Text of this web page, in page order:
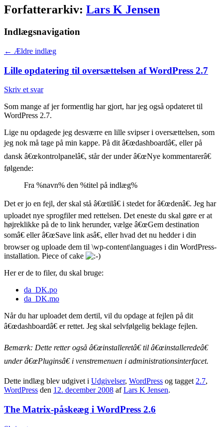
Forfatterarkiv: Lars K Jensen
Indlægsnavigation
← Ældre indlæg
Lille opdatering til oversættelsen af WordPress 2.7
Skriv et svar
Som mange af jer formentlig har gjort, har jeg også opdateret til
WordPress 2.7.
Lige nu opdagede jeg desværre en lille svipser i oversættelsen, som
jeg nok må tage på min kappe. På dit â€œdashboardâ€, eller på
dansk â€œkontrolpanelâ€, står der under â€œNye kommentarerâ€
følgende:
Fra %navn% den %titel på indlæg%
Det er jo en fejl, der skal stå â€œtilâ€ i stedet for â€œdenâ€. Jeg har
uploadet nye sprogfiler med rettelsen. Det eneste du skal gøre er at
højreklikke på de to link herunder, vælge â€œGem destination
somâ€ eller â€œSave link asâ€, eller hvad det nu hedder i din
browser og uploade dem til \wp-content\languages i din WordPress-
installation. Piece of cake
Her er de to filer, du skal bruge:
da_DK.po
da_DK.mo
Når du har uploadet dem dertil, vil du opdage at fejlen på dit
â€œdashboardâ€ er rettet. Jeg skal selvfølgelig beklage fejlen.
Bemærk: Dette retter også â€œinstalleretâ€ til â€œinstalleredeâ€
under â€œPluginsâ€ i venstremenuen i administrationsinterfacet.
Dette indlæg blev udgivet i Udgivelser, WordPress og tagget2.7,
WordPress den 12. december 2008 afLars K Jensen.
The Matrix-påskeæg i WordPress 2.6